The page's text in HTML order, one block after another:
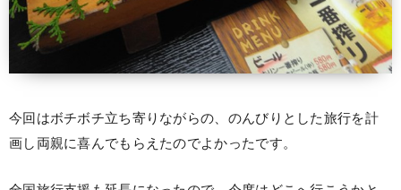
今回はボチボチ立ち寄りながらの、のんびりとした旅行を計
画し両親に喜んでもらえたのでよかったです。